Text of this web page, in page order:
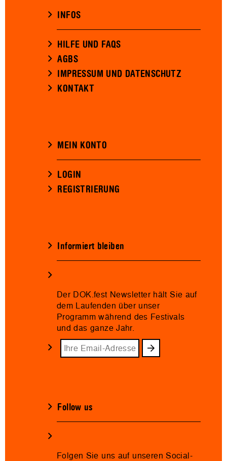
INFOS
HILFE UND FAQS
AGBS
IMPRESSUM UND DATENSCHUTZ
KONTAKT
MEIN KONTO
LOGIN
REGISTRIERUNG
Informiert bleiben
Der DOK.fest Newsletter hält Sie auf
dem Laufenden über unser
Programm während des Festivals
und das ganze Jahr.
Follow us
Folgen Sie uns auf unseren Social-